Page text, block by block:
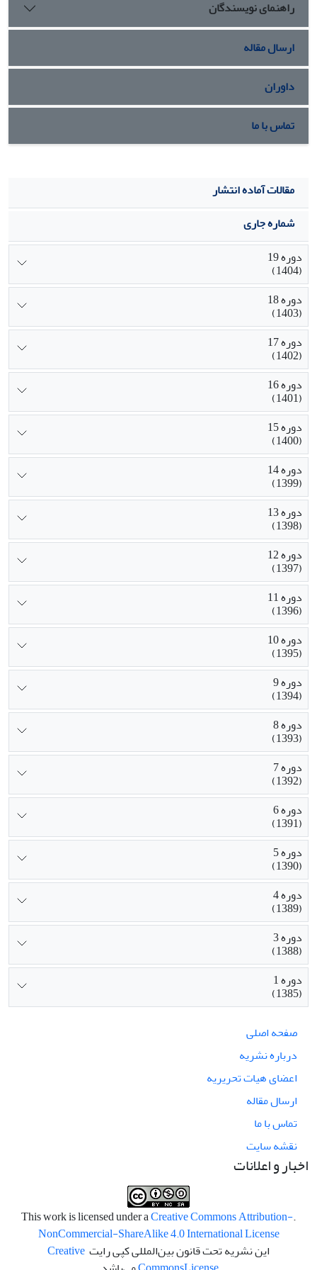
راهنمای نویسندگان
ارسال مقاله
داوران
تماس با ما
مقالات آماده انتشار
شماره جاری
دوره 19
(1404)
دوره 18
(1403)
دوره 17
(1402)
دوره 16
(1401)
دوره 15
(1400)
دوره 14
(1399)
دوره 13
(1398)
دوره 12
(1397)
دوره 11
(1396)
دوره 10
(1395)
دوره 9
(1394)
دوره 8
(1393)
دوره 7
(1392)
دوره 6
(1391)
دوره 5
(1390)
دوره 4
(1389)
دوره 3
(1388)
دوره 1
(1385)
صفحه اصلی
درباره نشریه
اعضای هیات تحریریه
ارسال مقاله
تماس با ما
نقشه سایت
اخبار و اعلانات
.This work is licensed under a
Creative Commons Attribution-
NonCommercial-ShareAlike 4.0 International License
این نشریه تحت قانون بین‌المللی کپی رایت Creative